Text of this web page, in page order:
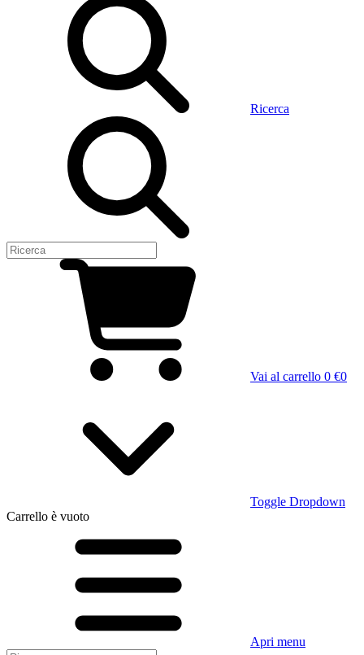
Ricerca
Vai al carrello 0 €0
Toggle Dropdown
Carrello è vuoto
Apri menu